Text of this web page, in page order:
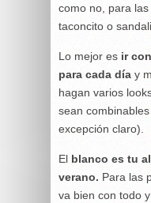
como no, para
taconcito o
Lo mejor es ir
para cada día y
hagan varios
sean
excepción claro).
El blanco es tu
verano. Para las
va bien con todo